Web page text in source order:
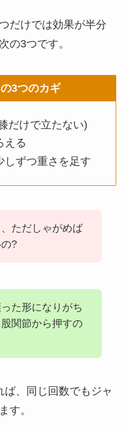
だけでは効果が半分
の3つです。
3つのカギ
だけで立たない)
える
しずつ重さを足す
ただしゃがめば
?
た形になりがち
関節から押すの
、同じ回数でもジャ
す。